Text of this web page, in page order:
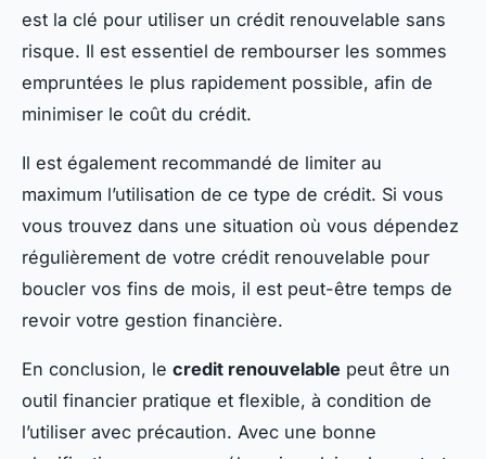
est la clé pour utiliser un crédit renouvelable sans
risque. Il est essentiel de rembourser les sommes
empruntées le plus rapidement possible, afin de
minimiser le coût du crédit.
Il est également recommandé de limiter au
maximum l’utilisation de ce type de crédit. Si vous
vous trouvez dans une situation où vous dépendez
régulièrement de votre crédit renouvelable pour
boucler vos fins de mois, il est peut-être temps de
revoir votre gestion financière.
En conclusion, le credit renouvelable peut être un
outil financier pratique et flexible, à condition de
l’utiliser avec précaution. Avec une bonne